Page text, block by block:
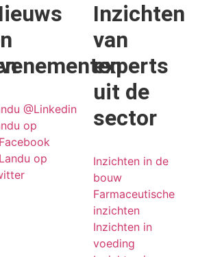
@Linkedin
op
op
Inzichten
van
experts
uit de
sector
Inzichten in de
bouw
Farmaceutische
inzichten
Inzichten in
voeding